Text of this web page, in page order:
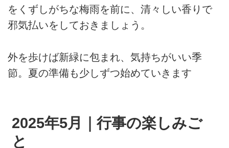
をくずしがちな梅雨を前に、清々しい香りで
邪気払いをしておきましょう。
外を歩けば新緑に包まれ、気持ちがいい季
節。夏の準備も少しずつ始めていきます
2025年5月｜行事の楽しみご
と